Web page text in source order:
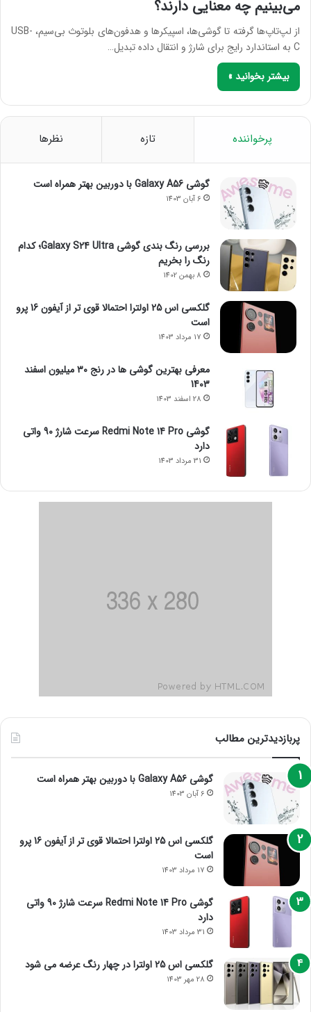
می‌بینیم چه معنایی دارند؟
از لپ‌تاپ‌ها گرفته تا گوشی‌ها، اسپیکرها و هدفون‌های بلوتوث بی‌سیم، USB-
C به استاندارد رایج برای شارژ و انتقال داده تبدیل…
بیشتر بخوانید »
پرخواننده تازه نظرها
گوشی Galaxy A56 با دوربین بهتر همراه است
6 آبان 1403
بررسی رنگ بندی گوشی Galaxy S24 Ultra؛ کدام
رنگ را بخریم
8 بهمن 1402
گلکسی اس 25 اولترا احتمالا قوی تر از آیفون 16 پرو
است
17 مرداد 1403
معرفی بهترین گوشی ها در رنج ۳۰ میلیون اسفند
1403
28 اسفند 1403
گوشی Redmi Note 14 Pro سرعت شارژ 90 واتی
دارد
31 مرداد 1403
پربازدیدترین مطالب
گوشی Galaxy A56 با دوربین بهتر همراه است
6 آبان 1403
گلکسی اس 25 اولترا احتمالا قوی تر از آیفون 16 پرو
است
17 مرداد 1403
گوشی Redmi Note 14 Pro سرعت شارژ 90 واتی
دارد
31 مرداد 1403
گلکسی اس 25 اولترا در چهار رنگ عرضه می شود
28 مهر 1403